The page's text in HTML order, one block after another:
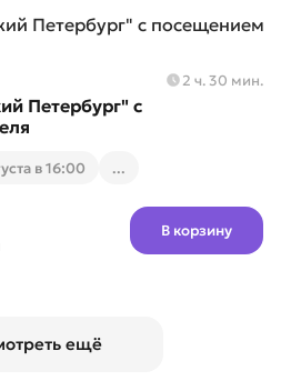
2 ч. 30 мин.
Петербург" с
в 16:00 ...
В корзину
ещё